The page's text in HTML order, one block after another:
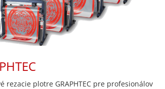
rezacie plotre GRAPHTEC pre profesionálov